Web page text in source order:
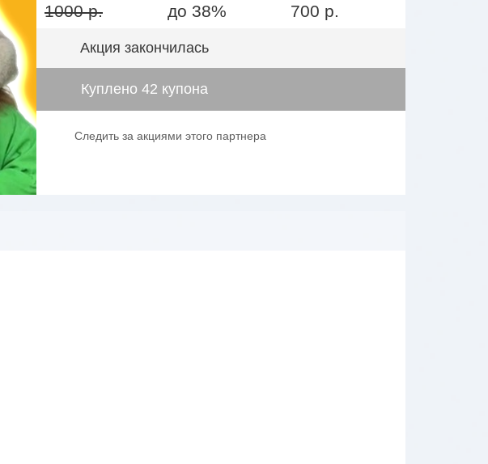
1000 р. до 38% 700 р.
Акция закончилась
Куплено 42 купона
Следить за акциями этого партнера